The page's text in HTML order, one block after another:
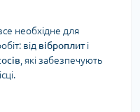
необхідне для
від віброплиті
, які забезпечують